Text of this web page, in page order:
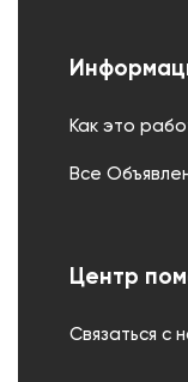
Как это
Все
Центр
Связаться с